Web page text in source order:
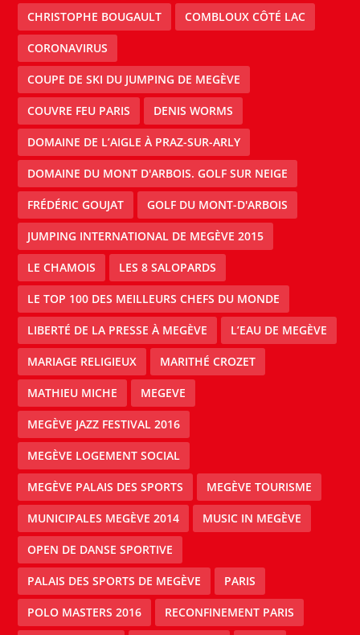
CHRISTOPHE BOUGAULT COMBLOUX CÔTÉ LAC
CORONAVIRUS
COUPE DE SKI DU JUMPING DE MEGÈVE
COUVRE FEU PARIS DENIS WORMS
DOMAINE DE L’AIGLE À PRAZ-SUR-ARLY
DOMAINE DU MONT D'ARBOIS. GOLF SUR NEIGE
FRÉDÉRIC GOUJAT GOLF DU MONT-D'ARBOIS
JUMPING INTERNATIONAL DE MEGÈVE 2015
LE CHAMOIS LES 8 SALOPARDS
LE TOP 100 DES MEILLEURS CHEFS DU MONDE
LIBERTÉ DE LA PRESSE À MEGÈVE L’EAU DE MEGÈVE
MARIAGE RELIGIEUX MARITHÉ CROZET
MATHIEU MICHE MEGEVE
MEGÈVE JAZZ FESTIVAL 2016
MEGÈVE LOGEMENT SOCIAL
MEGÈVE PALAIS DES SPORTS MEGÈVE TOURISME
MUNICIPALES MEGÈVE 2014 MUSIC IN MEGÈVE
OPEN DE DANSE SPORTIVE
PALAIS DES SPORTS DE MEGÈVE PARIS
POLO MASTERS 2016 RECONFINEMENT PARIS